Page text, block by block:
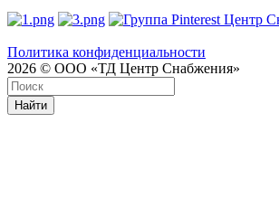
Политика конфиденциальности
2026 © ООО «ТД Центр Снабжения»
Найти